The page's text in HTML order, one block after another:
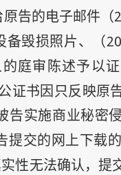
告的电子邮件（
备毁损照片、（
庭审陈述予以
证书因只反映原
告实施商业秘密
提交的网上下载
性无法确认，提